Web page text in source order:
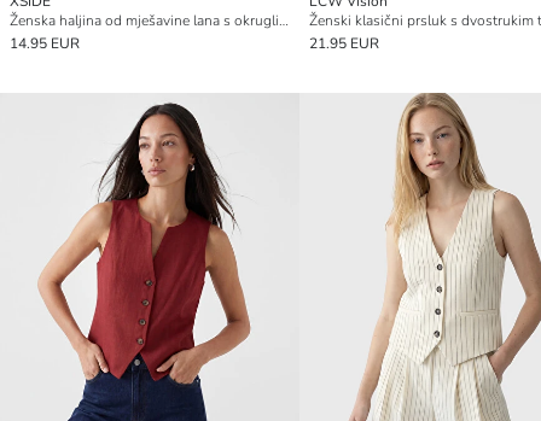
Ženska haljina od mješavine lana s okruglim ovratnikom
14.95 EUR
21.95 EUR